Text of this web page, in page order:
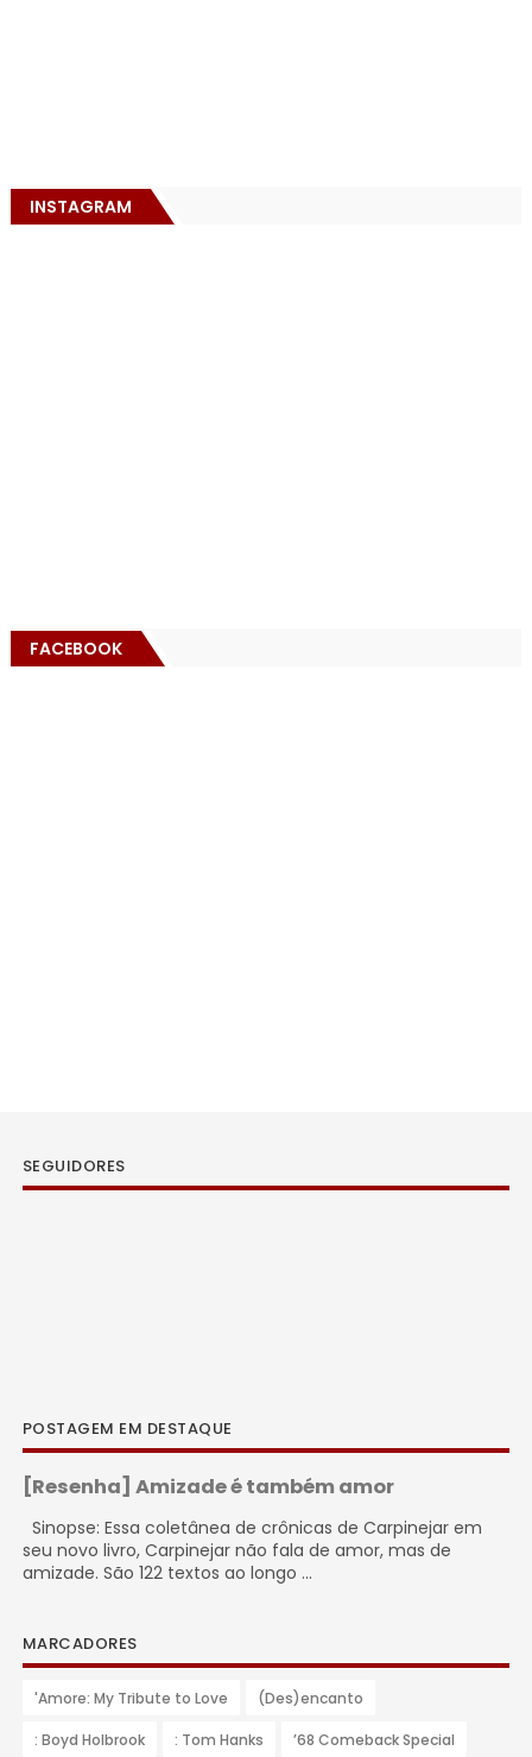
INSTAGRAM
FACEBOOK
SEGUIDORES
POSTAGEM EM DESTAQUE
[Resenha] Amizade é também amor
Sinopse: Essa coletânea de crônicas de Carpinejar em
seu novo livro, Carpinejar não fala de amor, mas de
amizade. São 122 textos ao longo ...
MARCADORES
'Amore: My Tribute to Love (Des)encanto
: Boyd Holbrook : Tom Hanks ’68 Comeback Special